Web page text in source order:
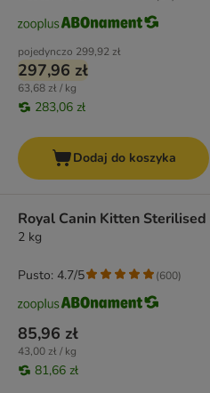
pojedynczo 299,92 zł
297,96 zł
63,68 zł / kg
283,06 zł
Dodaj do koszyka
Royal Canin Kitten Sterilised
2 kg
85,96 zł
43,00 zł / kg
81,66 zł
Pusto: 4.7/5 (600)